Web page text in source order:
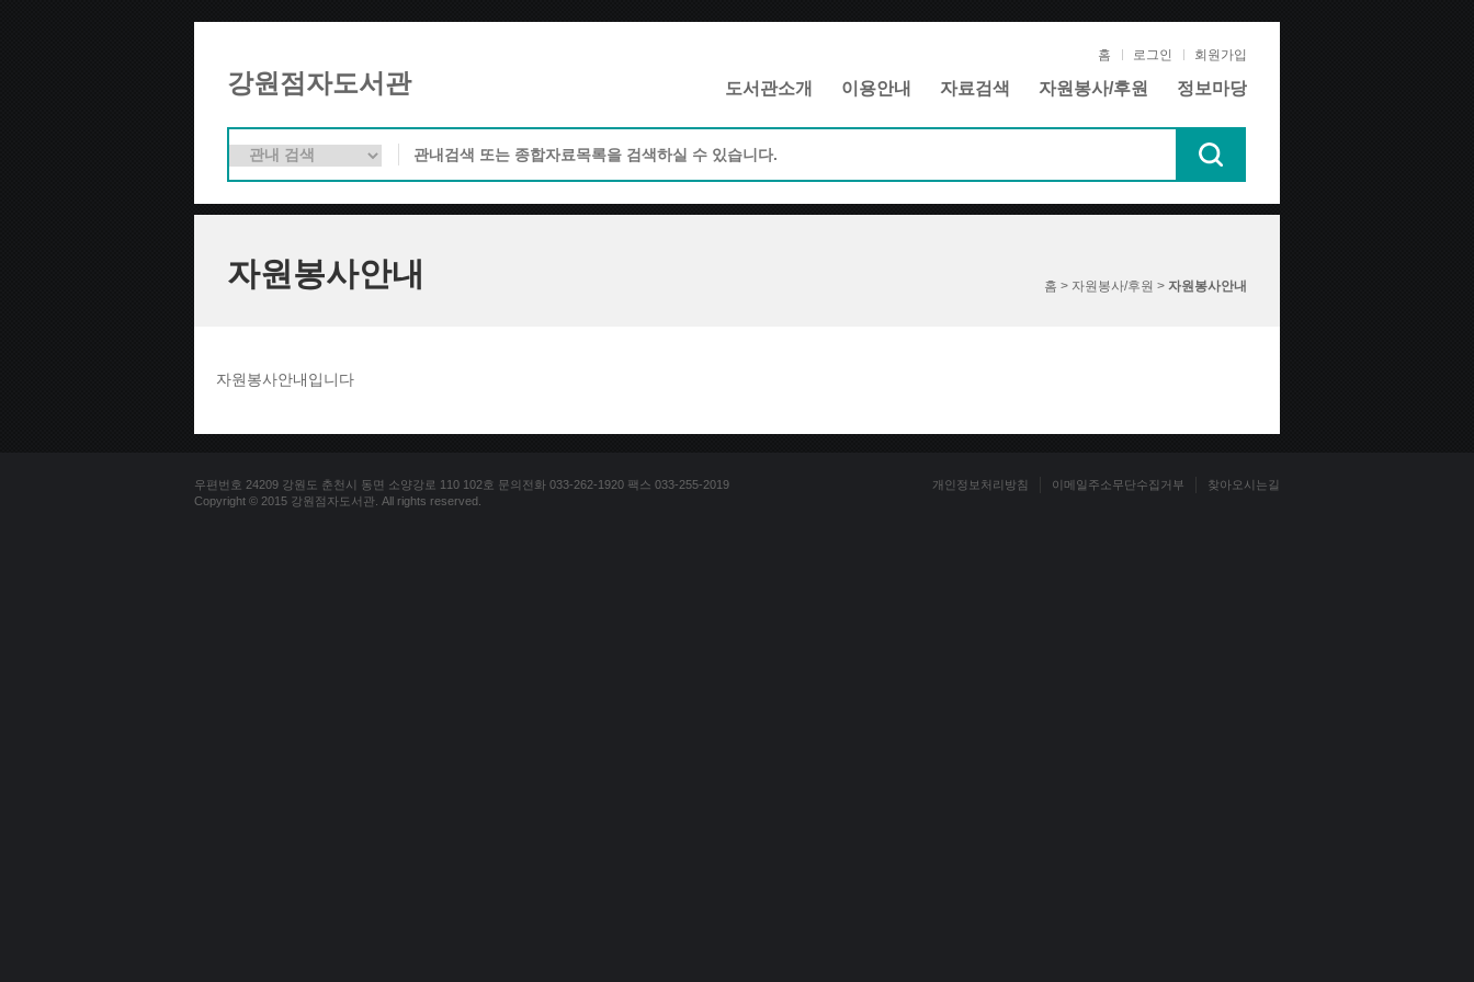
강원점자도서관
홈 로그인 회원가입
도서관소개 이용안내 자료검색 자원봉사/후원 정보마당
자원봉사안내 홈 > 자원봉사/후원 > 자원봉사안내
자원봉사안내입니다
우편번호 24209 강원도 춘천시 동면 소양강로 110 102호 문의전화 033-262-1920 팩스 033-255-2019
Copyright © 2015 강원점자도서관. All rights reserved.
개인정보처리방침 이메일주소무단수집거부 찾아오시는길